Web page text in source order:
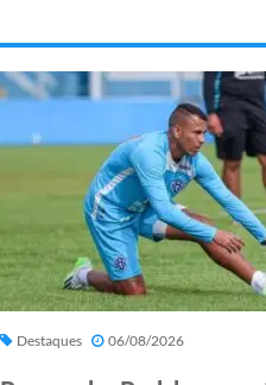
Destaques 06/08/2026